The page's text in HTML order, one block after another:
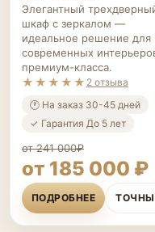
Элегантный
шкаф с зеркалом —
идеальное решение для
современных
премиум-класса.
★★★★★ 2 отзыва
🕐 На заказ 30-45 дней
✓ Гарантия До 5 лет
от 241 000₽
от 185 000 ₽
ПОДРОБНЕЕ